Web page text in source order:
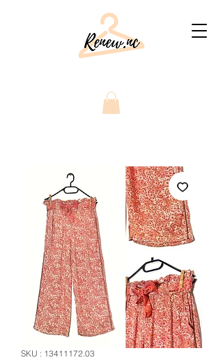
SKU : 13411172.03